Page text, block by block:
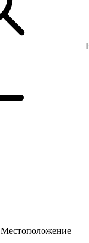
Местоположение